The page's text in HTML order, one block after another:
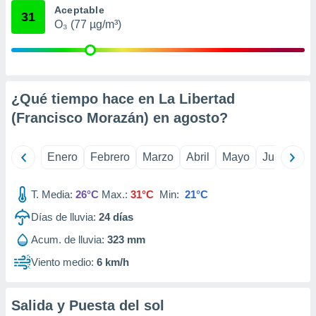
su
u
datos
en
de
un
o acceder
31 Aceptable
O₃ (77 µg/m³)
¿Qué tiempo hace en La Libertad
(Francisco Morazán) en agosto?
Enero Febrero Marzo Abril Mayo Junio
T. Media: 26°C Max.: 31°C Min: 21°C
Días de lluvia: 24días
Acum. de lluvia: 323 mm
Viento medio: 6 km/h
Salida y Puesta del sol